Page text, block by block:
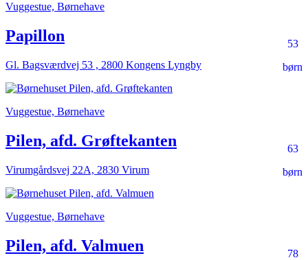
Vuggestue, Børnehave
53
børn
Papillon
Gl. Bagsværdvej 53 , 2800 Kongens Lyngby
Vuggestue, Børnehave
63
børn
Pilen, afd. Grøftekanten
Virumgårdsvej 22A, 2830 Virum
Vuggestue, Børnehave
78
Pilen, afd. Valmuen